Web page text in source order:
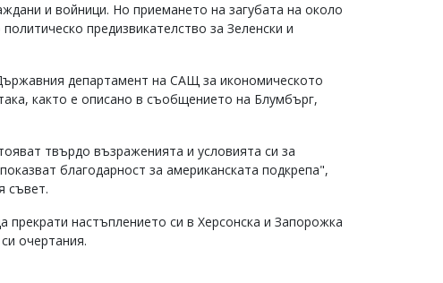
и войници. Но приемането на загубата на около
предизвикателство за Зеленски и
департамент на САЩ за икономическото
както е описано в съобщението на Блумбърг,
твърдо възраженията и условията си за
благодарност за американската подкрепа",
съвет.
настъплението си в Херсонска и Запорожка
очертания.